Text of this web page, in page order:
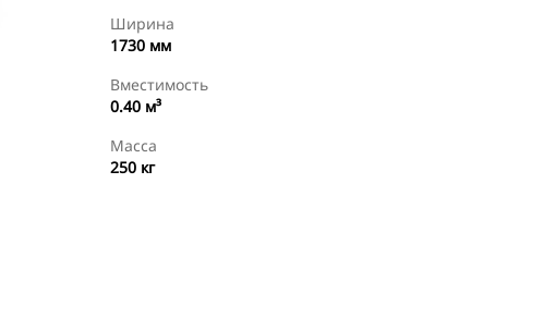
Ширина
1730 мм
Вместимость
0.40 м³
Масса
250 кг